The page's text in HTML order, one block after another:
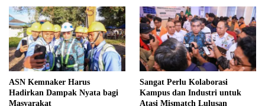
ASN Kemnaker Harus
Hadirkan Dampak Nyata bagi
Masyarakat
Sangat Perlu Kolaborasi
Kampus dan Industri untuk
Atasi Mismatch Lulusan